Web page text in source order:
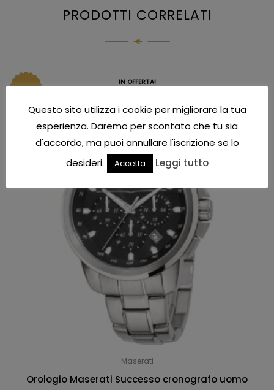
PRODOTTI CORRELATI
IN OFFERTA!
Maserati
Orologio Maserati Successo cronografo uomo
Questo sito utilizza i cookie per migliorare la tua
esperienza. Daremo per scontato che tu sia
d'accordo, ma puoi annullare l'iscrizione se lo
desideri.
Accetta Leggi tutto